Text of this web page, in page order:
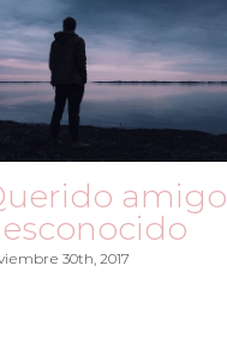
amigo
30th, 2017